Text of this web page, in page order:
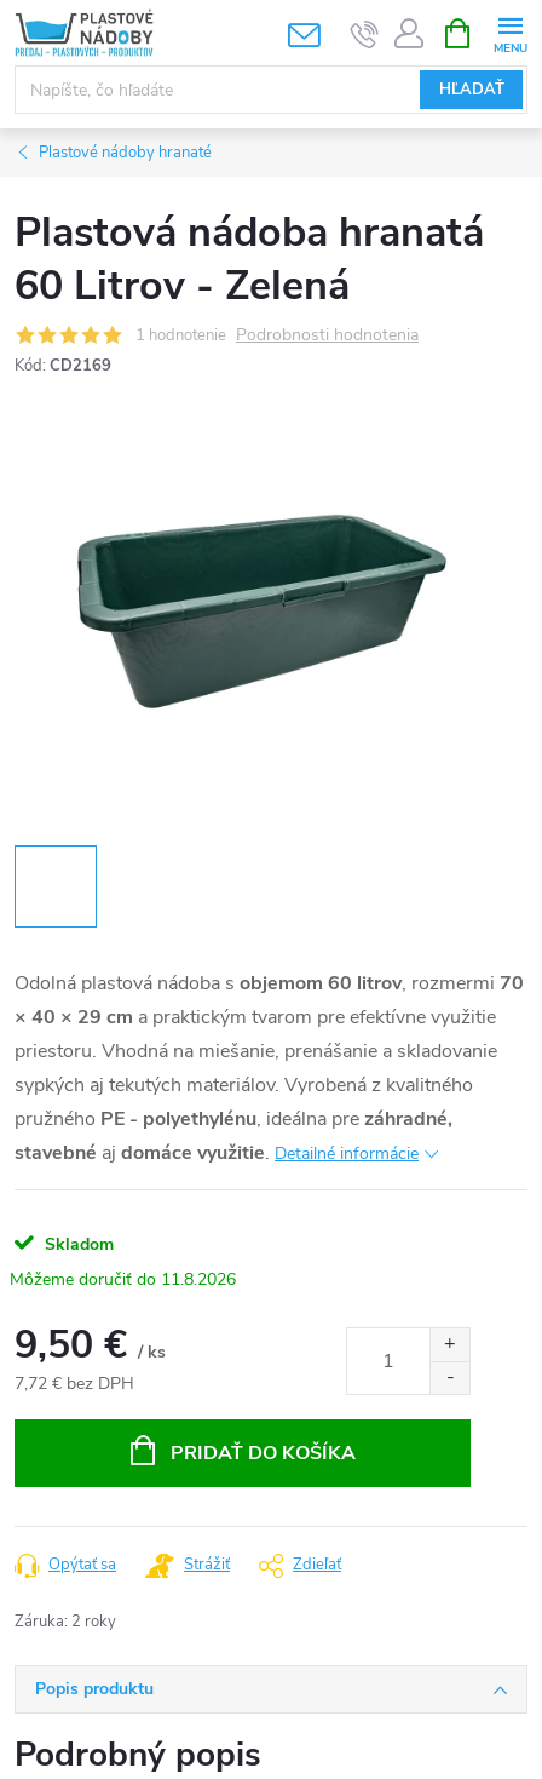
Prejsť
na
obsah
HĽADAŤ
KOŠÍK
Plastové nádoby hranaté
Plastová nádoba hranatá
60 Litrov - Zelená
1 hodnotenie Podrobnosti hodnotenia
Kód: CD2169
Odolná plastová nádoba s objemom 60 litrov, rozmermi 70
× 40 × 29 cm a praktickým tvarom pre efektívne využitie
priestoru. Vhodná na miešanie, prenášanie a skladovanie
sypkých aj tekutých materiálov. Vyrobená z kvalitného
pružného PE - polyethylénu, ideálna prezáhradné,
stavebné aj domáce využitie. Detailné informácie
Skladom
11.8.2026
9,50 € / ks
7,72 € bez DPH
PRIDAŤ DO KOŠÍKA
Opýtať sa Strážiť Zdieľať
Záruka: 2 roky
Popis produktu
Podrobný popis